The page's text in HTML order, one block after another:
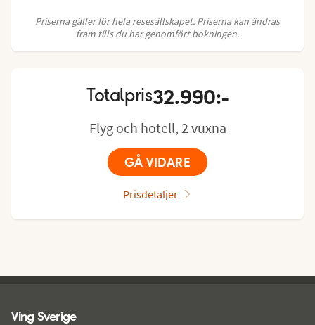
Priserna gäller för hela resesällskapet. Priserna kan ändras
fram tills du har genomfört bokningen.
Totalpris32.990:-
Flyg och hotell, 2 vuxna
GÅ VIDARE
Prisdetaljer
Ving Sverige